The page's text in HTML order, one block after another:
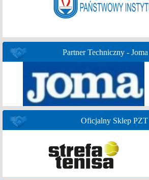
Partner Techniczny - Joma
Oficjalny Sklep PZT